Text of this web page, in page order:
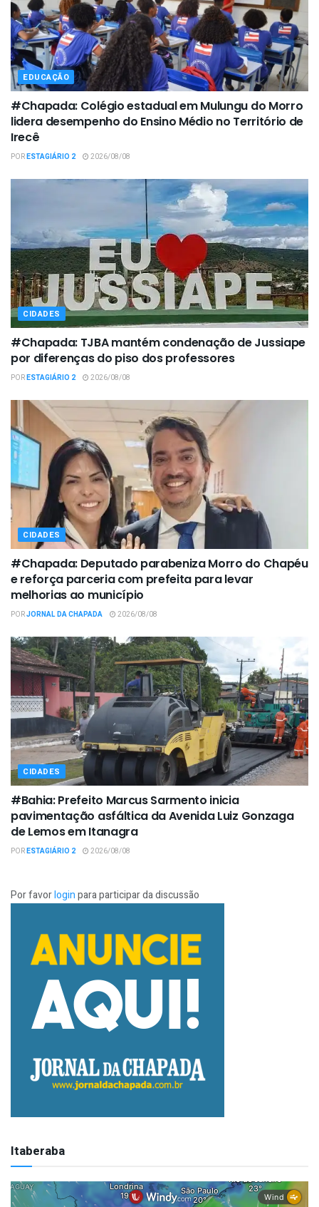
EDUCAÇÃO
#Chapada: Colégio estadual em Mulungu do Morro
lidera desempenho do Ensino Médio no Território de
Irecê
PORESTAGIÁRIO 2 2026/08/08
CIDADES
#Chapada: TJBA mantém condenação de Jussiape
por diferenças do piso dos professores
PORESTAGIÁRIO 2 2026/08/08
CIDADES
#Chapada: Deputado parabeniza Morro do Chapéu
e reforça parceria com prefeita para levar
melhorias ao município
PORJORNAL DA CHAPADA 2026/08/08
CIDADES
#Bahia: Prefeito Marcus Sarmento inicia
pavimentação asfáltica da Avenida Luiz Gonzaga
de Lemos em Itanagra
PORESTAGIÁRIO 2 2026/08/08
Por favorloginpara participar da discussão
Itaberaba